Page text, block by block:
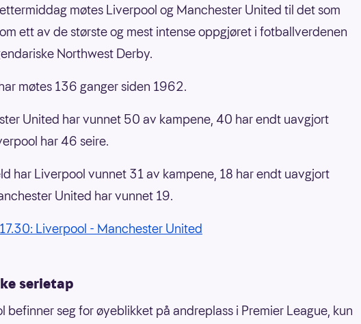
møtes Liverpool og Manchester United til det som
ett av de største og mest intense oppgjøret i fotballverdenen
Northwest Derby.
møtes 136 ganger siden 1962.
United har vunnet 50 av kampene, 40 har endt uavgjort
har 46 seire.
har Liverpool vunnet 31 av kampene, 18 har endt uavgjort
United har vunnet 19.
Liverpool - Manchester United
serietap
befinner seg for øyeblikket på andreplass i Premier League, kun